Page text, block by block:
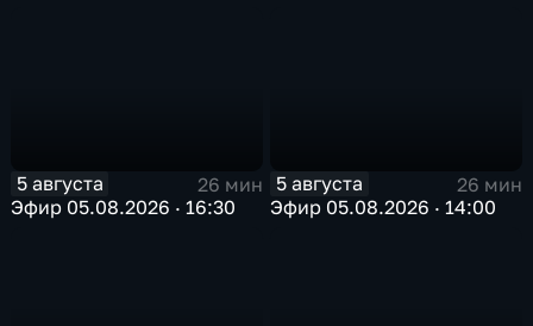
5 августа
26 мин
Эфир 05.08.2026 · 16:30
5 августа
26 мин
Эфир 05.08.2026 · 14:00